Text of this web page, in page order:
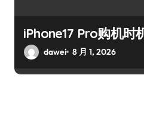
iPhone17 Pro购机时
dawei 8 月 1, 2026